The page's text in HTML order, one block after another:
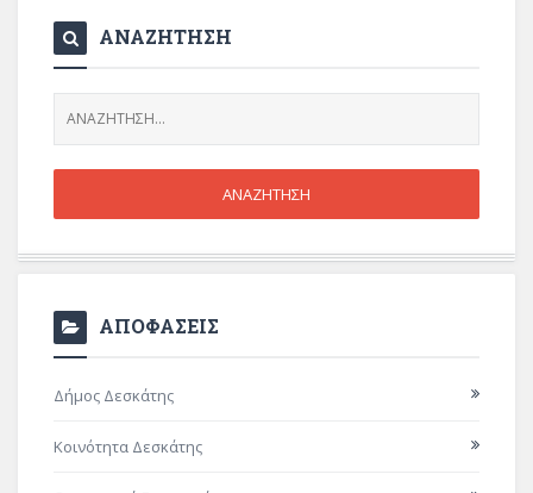
ΑΝΑΖΗΤΗΣΗ
ΑΠΟΦΑΣΕΙΣ
Δήμος Δεσκάτης
Κοινότητα Δεσκάτης